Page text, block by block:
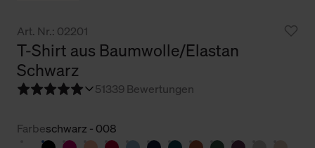
Art. Nr.: 02201
T-Shirt aus Baumwolle/Elastan
Schwarz
51339 Bewertungen
Farbeschwarz - 008